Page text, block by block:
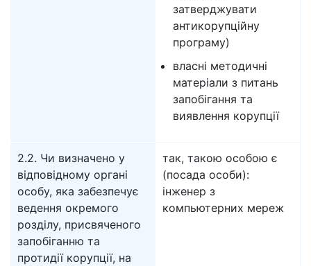
затверджувати
антикорупційну
програму)
власні методичні
матеріали з питань
запобігання та
виявлення корупції
2.2. Чи визначено у
відповідному органі
особу, яка забезпечує
ведення окремого
розділу, присвяченого
запобіганню та
протидії корупції, на
так, такою особою є
(посада особи):
інженер з
компьютерних мереж